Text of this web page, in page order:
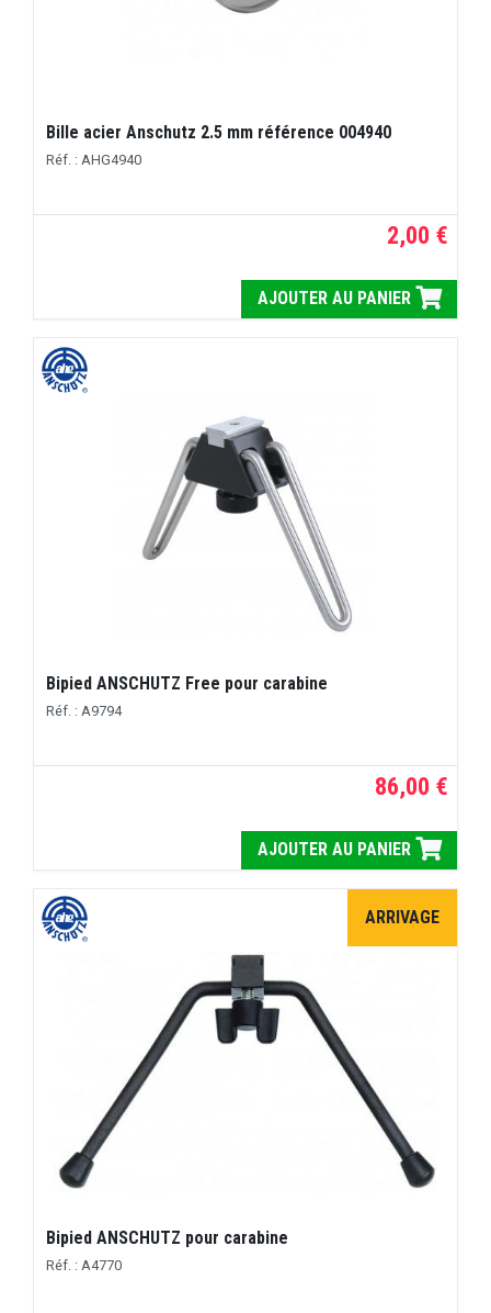
Bille acier Anschutz 2.5 mm référence 004940
Réf. : AHG4940
2,00 €
AJOUTER AU PANIER
Bipied ANSCHUTZ Free pour carabine
Réf. : A9794
86,00 €
AJOUTER AU PANIER
ARRIVAGE
Bipied ANSCHUTZ pour carabine
Réf. : A4770